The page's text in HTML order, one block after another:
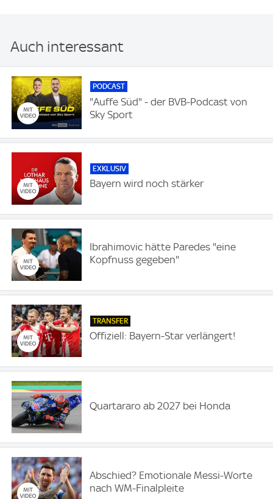
Auch interessant
PODCAST
"Auffe Süd" - der BVB-Podcast von
Sky Sport
EXKLUSIV
Bayern wird noch stärker
Ibrahimovic hätte Paredes "eine
Kopfnuss gegeben"
TRANSFER
Offiziell: Bayern-Star verlängert!
Quartararo ab 2027 bei Honda
Abschied? Emotionale Messi-Worte
nach WM-Finalpleite